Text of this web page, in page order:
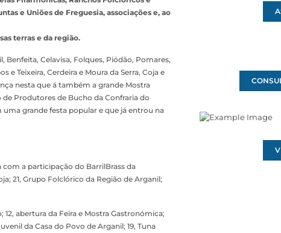
e Uniões de Freguesia, associações e, ao
terras e da região.
Celavisa, Folques, Piódão, Pomares,
e Teixeira, Cerdeira e Moura da Serra, Coja e
nesta que á também a grande Mostra
Produtores de Bucho da Confraria do
grande festa popular e que já entrou na
a participação do BarrilBrass da
21, Grupo Folclórico da Região de Arganil;
abertura da Feira e Mostra Gastronómica;
da Casa do Povo de Arganil; 19, Tuna